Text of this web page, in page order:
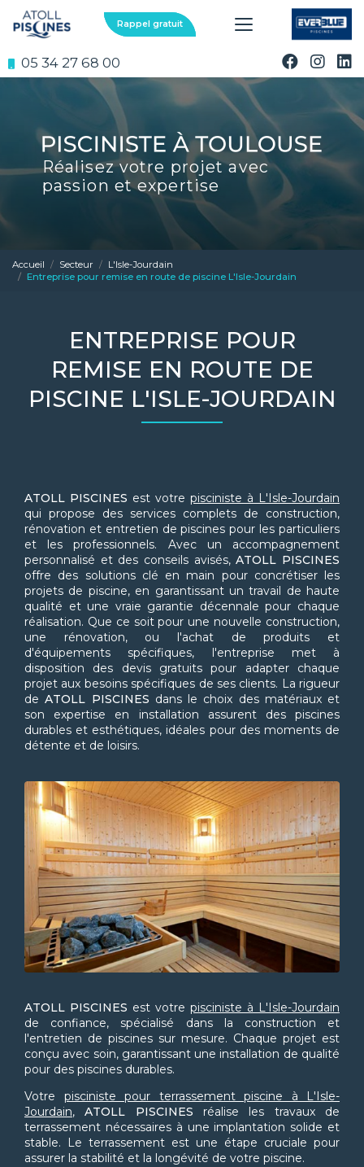
au
contenu
05 34 27 68 00
Rappel gratuit
Réalisez votre projet avec
passion et expertise
Accueil Secteur
L'Isle-Jourdain
Entreprise pour remise en route de piscine L'Isle-Jourdain
ENTREPRISE POUR
REMISE EN ROUTE DE
PISCINE L'ISLE-JOURDAIN
ATOLL PISCINES est votre pisciniste à L'Isle-Jourdain
qui propose des services complets de construction,
rénovation et entretien de piscines pour les particuliers
et les professionnels. Avec un accompagnement
personnalisé et des conseils avisés,ATOLL PISCINES
offre des solutions clé en main pour concrétiser les
projets de piscine, en garantissant un travail de haute
qualité et une vraie garantie décennale pour chaque
réalisation. Que ce soit pour une nouvelle construction,
une rénovation, ou l'achat de produits et
d'équipements spécifiques, l'entreprise met à
disposition des devis gratuits pour adapter chaque
projet aux besoins spécifiques de ses clients. La rigueur
deATOLL PISCINES dans le choix des matériaux et
son expertise en installation assurent des piscines
durables et esthétiques, idéales pour des moments de
détente et de loisirs.
ATOLL PISCINES est votre pisciniste à L'Isle-Jourdain
de confiance, spécialisé dans la construction et
l'entretien de piscines sur mesure. Chaque projet est
conçu avec soin, garantissant une installation de qualité
pour des piscines durables.
Votre pisciniste pour terrassement piscine à L'Isle-
Jourdain,ATOLL PISCINES réalise les travaux de
terrassement nécessaires à une implantation solide et
stable. Le terrassement est une étape cruciale pour
assurer la stabilité et la longévité de votre piscine.